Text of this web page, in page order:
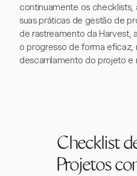
continuamente os
suas práticas de gestão de
de rastreamento da Harvest,
o progresso de forma eficaz,
descarrilamento do projeto e
Checklist
Projetos